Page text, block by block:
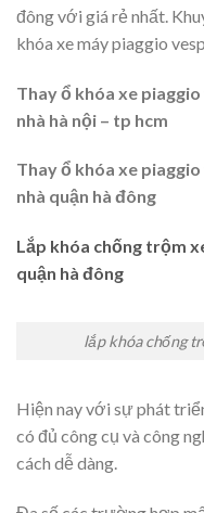
đông với giá rẻ nhất.
khóa xe máy piaggio
Thay ổ khóa xe
nhà hà nội – tp hcm
Thay ổ khóa xe
nhà quận hà đông
Lắp khóa chống trộm
quận hà đông
lắp khóa chống
Hiện nay với sự phát
có đủ công cụ và công
cách dễ dàng.